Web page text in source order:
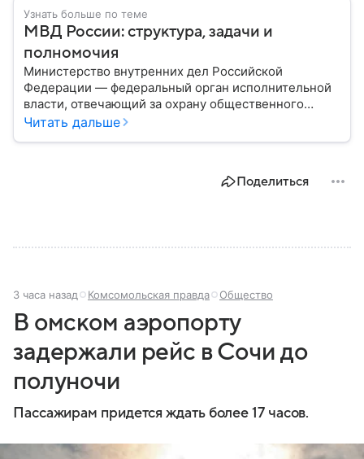
Узнать больше по теме
МВД России: структура, задачи и
полномочия
Министерство внутренних дел Российской
Федерации — федеральный орган исполнительной
власти, отвечающий за охрану общественного
порядка, борьбу с преступностью, обеспечение
России, какие задачи выполняет министерство, как
Читать дальше
Поделиться
3 часа назад Комсомольская правда Общество
В омском аэропорту
задержали рейс в Сочи до
полуночи
Пассажирам придется ждать более 17 часов.